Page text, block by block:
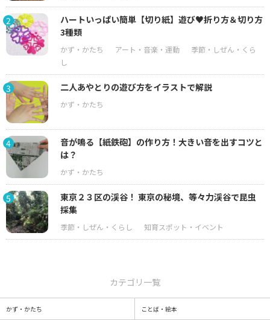
2
ハートいっぱい簡単【切り紙】遊び♥折り方＆切り方
3種類
3 二人あやとりの遊び方をイラストで解説
4
音が鳴る【紙鉄砲】の作り方！大きい音を出すコツと
は？
5
東京２３区の渓谷！ 東京の秘境、等々力渓谷で昆虫
採集
カテゴリ一覧
かず・かたち ことば・絵本